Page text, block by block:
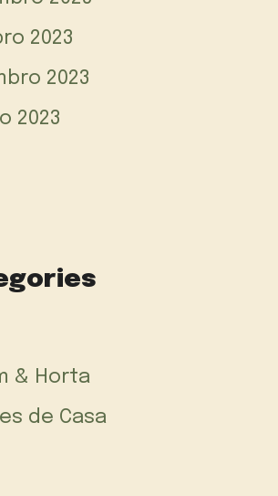
2023
2023
2023
& Horta
de Casa